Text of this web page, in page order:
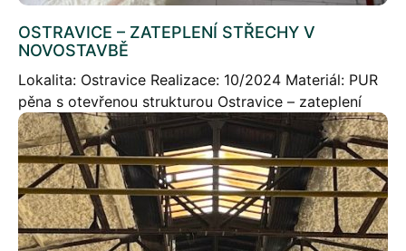
OSTRAVICE – ZATEPLENÍ STŘECHY V
NOVOSTAVBĚ
Lokalita: Ostravice Realizace: 10/2024 Materiál: PUR
pěna s otevřenou strukturou Ostravice – zateplení
střechy v novostavbě Stručný popis projektu:
Realizace stříkané izolace v novostavbě rodinného
domu v síle 350mm, celková […]